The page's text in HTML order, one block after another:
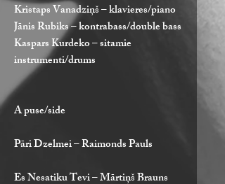
Kristaps Vanadziņš – klavieres/piano
Jānis Rubiks – kontrabass/double bass
Kaspars Kurdeko – sitamie
instrumenti/drums
A puse/side
Pāri Dzelmei – Raimonds Pauls
Es Nesatiku Tevi – Mārtiņš Brauns